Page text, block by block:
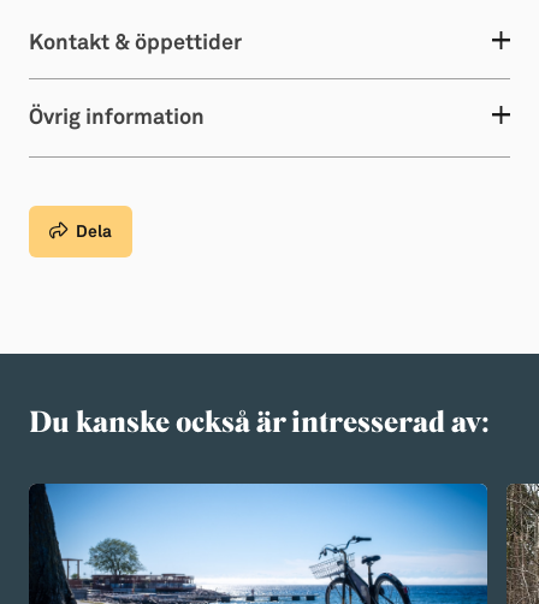
Kontakt & öppettider
Övrig information
Dela
Du kanske också är intresserad av: